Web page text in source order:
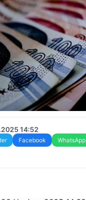
14:52
Facebook WhatsApp